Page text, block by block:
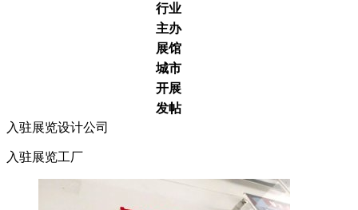
行业
主办
展馆
城市
开展
发帖
入驻展览设计公司
入驻展览工厂